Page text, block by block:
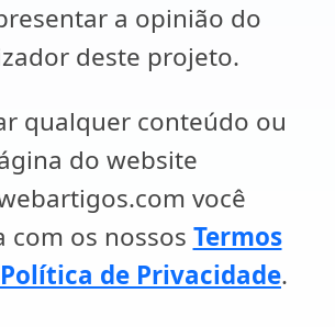
a opinião do
deste projeto.
qualquer conteúdo ou
do website
você
com os nossos Termos
de Privacidade.